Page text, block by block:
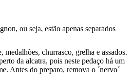
ou seja, estão apenas separados
churrasco, grelha e assados.
da alcatra, pois neste pedaço há um
Antes do preparo, remova o ´nervo´